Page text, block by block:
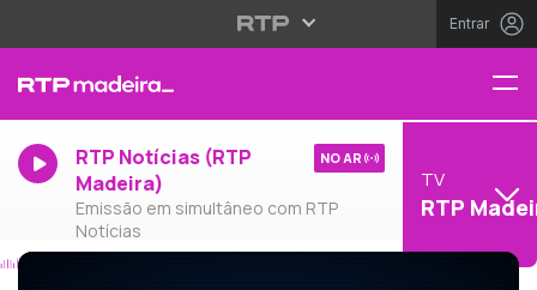
Entrar
RTP Notícias (RTP
Madeira)
Emissão em simultâneo com RTP
Notícias
NO AR
TV
RTP